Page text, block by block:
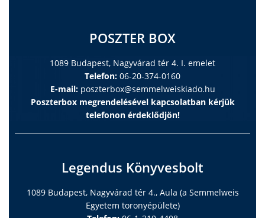
POSZTER BOX
1089 Budapest, Nagyvárad tér 4. I. emelet
Telefon: 06-20-374-0160
E-mail: poszterbox@semmelweiskiado.hu
Poszterbox megrendelésével kapcsolatban kérjük
telefonon érdeklődjön!
Legendus Könyvesbolt
1089 Budapest, Nagyvárad tér 4., Aula (a Semmelweis
Egyetem toronyépülete)